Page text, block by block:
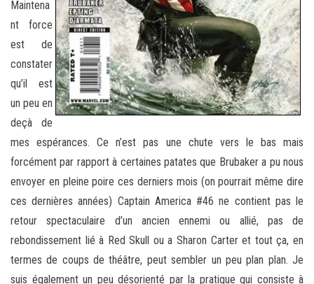
Maintena
nt force
est de
constater
qu’il est
un peu en
deçà de
mes espérances. Ce n’est pas une chute vers le bas mais
forcément par rapport à certaines patates que Brubaker a pu nous
envoyer en pleine poire ces derniers mois (on pourrait même dire
ces dernières années) Captain America #46 ne contient pas le
retour spectaculaire d’un ancien ennemi ou allié, pas de
rebondissement lié à Red Skull ou a Sharon Carter et tout ça, en
termes de coups de théâtre, peut sembler un peu plan plan. Je
suis également un peu désorienté par la pratique qui consiste à